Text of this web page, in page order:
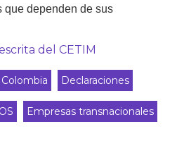
que dependen de sus
del CETIM
Colombia Declaraciones
Empresas transnacionales